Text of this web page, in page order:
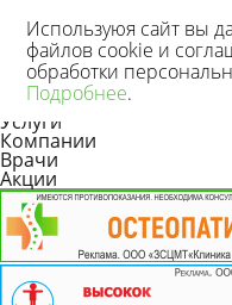
Новости
Статьи
Услуги
Компании
Врачи
Акции
Используюя сайт вы
файлов cookie и
обработки
Подробнее.